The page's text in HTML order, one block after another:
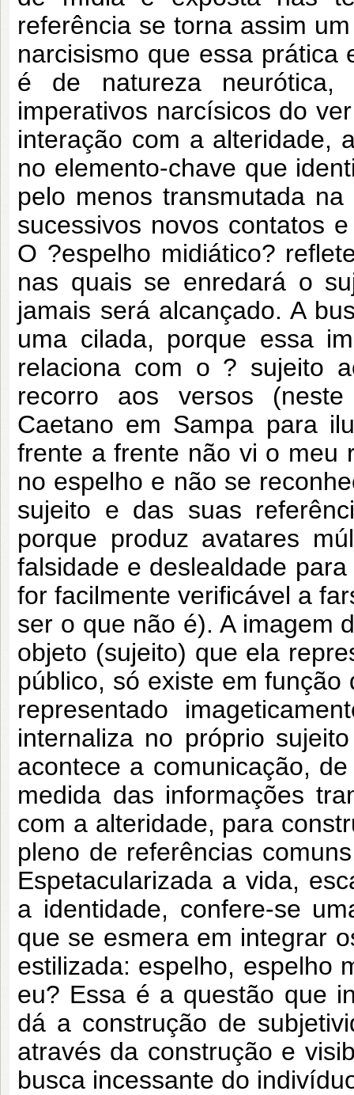
referência se torna assim
narcisismo que essa prática
é de natureza neurótica,
imperativos narcísicos do
interação com a alteridade,
no elemento-chave que
pelo menos transmutada
sucessivos novos contatos
O ?espelho midiático?
nas quais se enredará o
jamais será alcançado. A
uma cilada, porque essa
relaciona com o ? sujeito
recorro aos versos
Caetano em Sampa para
frente a frente não vi o meu
no espelho e não se
sujeito e das suas
porque produz avatares
falsidade e deslealdade
for facilmente verificável a
ser o que não é). A imagem
objeto (sujeito) que ela
público, só existe em
representado
internaliza no próprio
acontece a comunicação,
medida das informações
com a alteridade, para
pleno de referências
Espetacularizada a vida,
a identidade, confere-se
que se esmera em integrar
estilizada: espelho, espelho
eu? Essa é a questão que
dá a construção de
através da construção e
busca incessante do